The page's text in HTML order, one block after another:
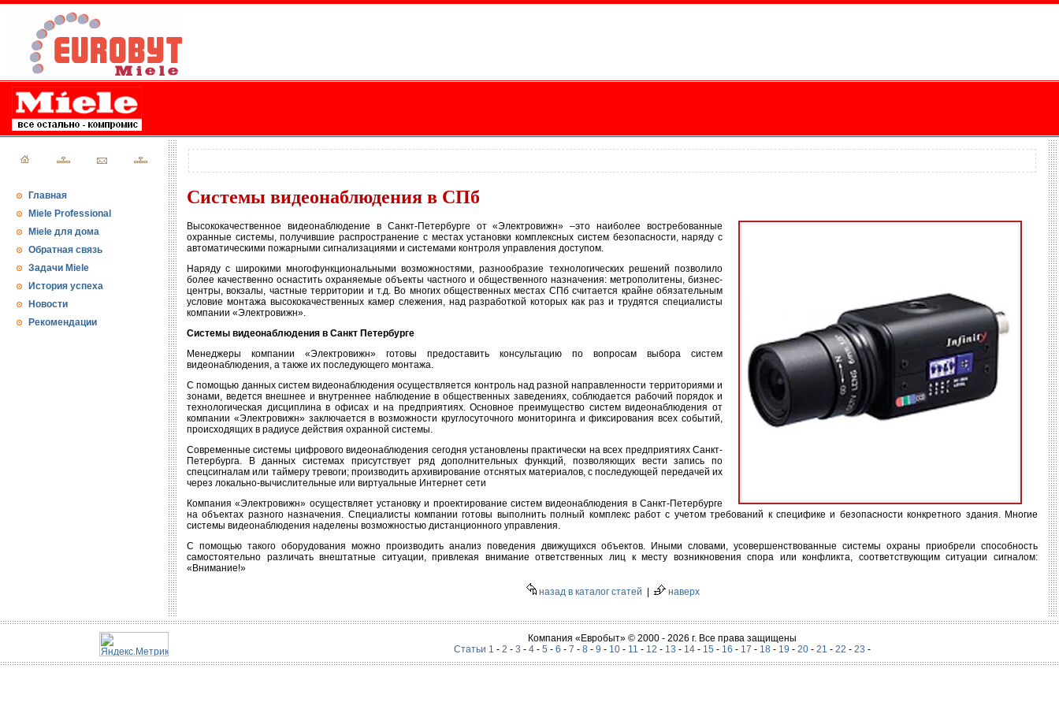
Главная
Miele Professional
Miele для дома
Обратная связь
Задачи Miele
История успеха
Новости
Рекомендации
Системы видеонаблюдения в СПб
Высококачественное видеонаблюдение в Санкт-Петербурге от «Электровижн» –это наиболее востребованные
охранные системы, получившие распространение с местах установки комплексных систем безопасности, наряду с
автоматическими пожарными сигнализациями и системами контроля управления доступом.
Наряду с широкими многофункциональными возможностями, разнообразие технологических решений позволило
более качественно оснастить охраняемые объекты частного и общественного назначения: метрополитены, бизнес-
центры, вокзалы, частные территории и т.д. Во многих общественных местах СПб считается крайне обязательным
условие монтажа высококачественных камер слежения, над разработкой которых как раз и трудятся специалисты
компании «Электровижн».
Системы видеонаблюдения в Санкт Петербурге
Менеджеры компании «Электровижн» готовы предоставить консультацию по вопросам выбора систем
видеонаблюдения, а также их последующего монтажа.
С помощью данных систем видеонаблюдения осуществляется контроль над разной направленности территориями и
зонами, ведется внешнее и внутреннее наблюдение в общественных заведениях, соблюдается рабочий порядок и
технологическая дисциплина в офисах и на предприятиях. Основное преимущество систем видеонаблюдения от
компании «Электровижн» заключается в возможности круглосуточного мониторинга и фиксирования всех событий,
происходящих в радиусе действия охранной системы.
Современные системы цифрового видеонаблюдения сегодня установлены практически на всех предприятиях Санкт-
Петербурга. В данных системах присутствует ряд дополнительных функций, позволяющих вести запись по
спецсигналам или таймеру тревоги; производить архивирование отснятых материалов, с последующей передачей их
через локально-вычислительные или виртуальные Интернет сети
Компания «Электровижн» осуществляет установку и проектирование систем видеонаблюдения в Санкт-Петербурге
на объектах разного назначения. Специалисты компании готовы выполнить полный комплекс работ с учетом требований к специфике и безопасности конкретного здания. Многие
системы видеонаблюдения наделены возможностью дистанционного управления.
С помощью такого оборудования можно производить анализ поведения движущихся объектов. Иными словами, усовершенствованные системы охраны приобрели способность
самостоятельно различать внештатные ситуации, привлекая внимание ответственных лиц к месту возникновения спора или конфликта, соответствующим ситуации сигналом:
«Внимание!»
назад в каталог статей наверх
Компания «Евробыт» © 2000 - 2026 г. Все права защищены
Статьи 1 - 2 - 3 - 4- 5 - 6 - 7 - 8- 9 - 10- 11 - 12 - 13 - 14- 15 - 16 - 17 - 18- 19 - 20- 21 - 22 - 23 -